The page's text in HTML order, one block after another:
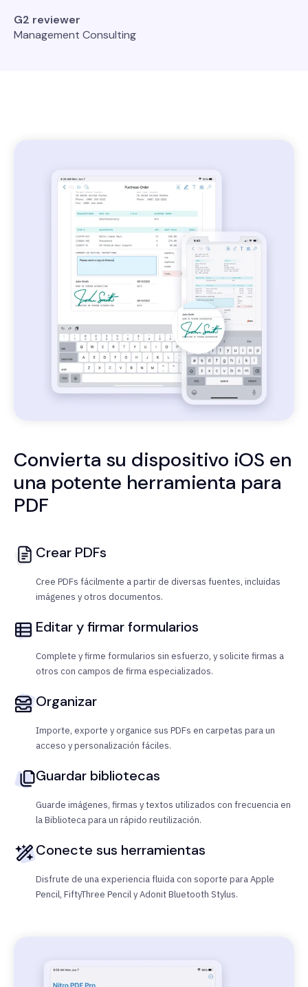
G2 reviewer
Management Consulting
Convierta su dispositivo iOS en
una potente herramienta para
PDF
Crear PDFs
Cree PDFs fácilmente a partir de diversas fuentes, incluidas
imágenes y otros documentos.
Editar y firmar formularios
Complete y firme formularios sin esfuerzo, y solicite firmas a
otros con campos de firma especializados.
Organizar
Importe, exporte y organice sus PDFs en carpetas para un
acceso y personalización fáciles.
Guardar bibliotecas
Guarde imágenes, firmas y textos utilizados con frecuencia en
la Biblioteca para un rápido reutilización.
Conecte sus herramientas
Disfrute de una experiencia fluida con soporte para Apple
Pencil, FiftyThree Pencil y Adonit Bluetooth Stylus.